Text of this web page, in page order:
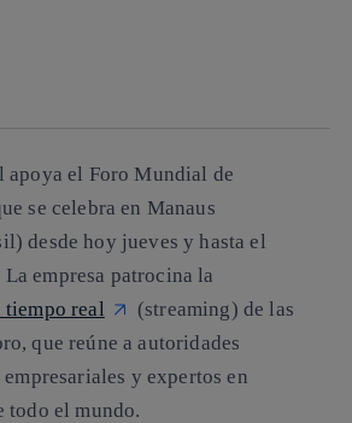
apoya el Foro Mundial de
se celebra en Manaus
) desde hoy jueves y hasta el
empresa patrocina la
tiempo real
(streaming) de las
que reúne a autoridades
y expertos en
todo el mundo.